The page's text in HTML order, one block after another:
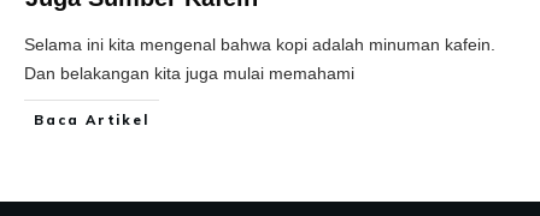
Selama ini kita mengenal bahwa kopi adalah minuman kafein.
Dan belakangan kita juga mulai memahami
Baca Artikel